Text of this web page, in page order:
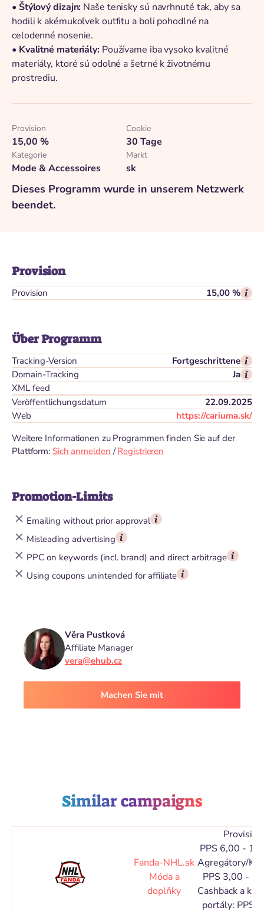
• Štýlový dizajn: Naše tenisky sú navrhnuté tak, aby sa
hodili k akémukoľvek outfitu a boli pohodlné na
celodenné nosenie.
• Kvalitné materiály:Používame iba vysoko kvalitné
materiály, ktoré sú odolné a šetrné k životnému
prostrediu.
Provision
15,00 %
Cookie
30 Tage
Kategorie
Mode & Accessoires
Markt
sk
Dieses Programm wurde in unserem Netzwerk
beendet.
Provision
Provision 15,00 %
Über Programm
Tracking-Version
Fortgeschrittene
Domain-Tracking
Ja
XML feed
Veröffentlichungsdatum
22.09.2025
Web
https://cariuma.sk/
Weitere Informationen zu Programmen finden Sie auf der
Plattform: Sich anmelden /Registrieren
Promotion-Limits
Emailing without prior approval
Misleading advertising
PPC on keywords (incl. brand) and direct arbitrage
Using coupons unintended for affiliate
Věra Pustková
Affiliate Manager
vera@ehub.cz
Machen Sie mit
Similar campaigns
Fanda-NHL.sk
Móda a
doplňky
Provision
PPS 6,00 -
Agregátory/
PPS 3,00 -
Cashback a
portály: PPS